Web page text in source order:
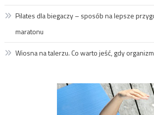
Pilates dla biegaczy – sposób na lepsze
maratonu
Wiosna na talerzu. Co warto jeść, gdy